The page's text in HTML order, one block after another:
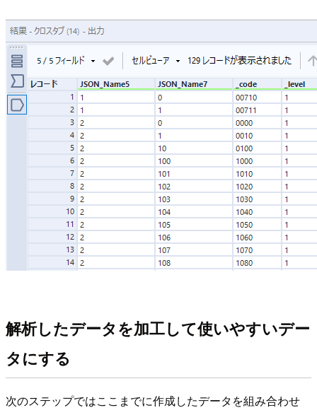
解析したデータを加工して使いやすいデー
タにする
次のステップではここまでに作成したデータを組み合わせ